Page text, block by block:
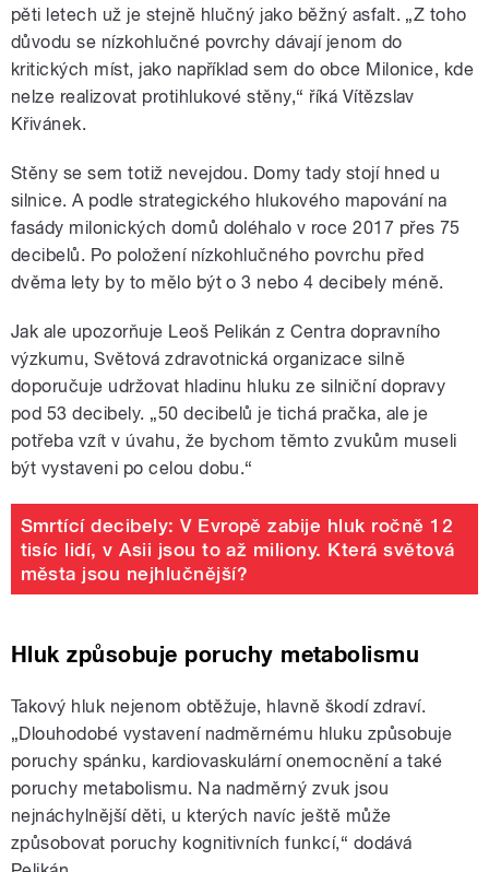
pěti letech už je stejně hlučný jako běžný asfalt. „Z toho
důvodu se nízkohlučné povrchy dávají jenom do
kritických míst, jako například sem do obce Milonice, kde
nelze realizovat protihlukové stěny,“ říká Vítězslav
Křivánek.
Stěny se sem totiž nevejdou. Domy tady stojí hned u
silnice. A podle strategického hlukového mapování na
fasády milonických domů doléhalo v roce 2017 přes 75
decibelů. Po položení nízkohlučného povrchu před
dvěma lety by to mělo být o 3 nebo 4 decibely méně.
Jak ale upozorňuje Leoš Pelikán z Centra dopravního
výzkumu, Světová zdravotnická organizace silně
doporučuje udržovat hladinu hluku ze silniční dopravy
pod 53 decibely. „50 decibelů je tichá pračka, ale je
potřeba vzít v úvahu, že bychom těmto zvukům museli
být vystaveni po celou dobu.“
Smrtící decibely: V Evropě zabije hluk ročně 12
tisíc lidí, v Asii jsou to až miliony. Která světová
města jsou nejhlučnější?
Hluk způsobuje poruchy metabolismu
Takový hluk nejenom obtěžuje, hlavně škodí zdraví.
„Dlouhodobé vystavení nadměrnému hluku způsobuje
poruchy spánku, kardiovaskulární onemocnění a také
poruchy metabolismu. Na nadměrný zvuk jsou
nejnáchylnější děti, u kterých navíc ještě může
způsobovat poruchy kognitivních funkcí,“ dodává